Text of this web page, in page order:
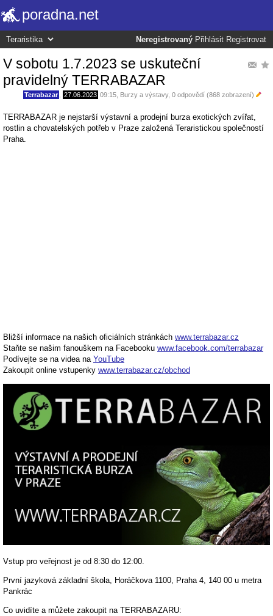
poradna.net
Neregistrovaný Přihlásit Registrovat
V sobotu 1.7.2023 se uskuteční
pravidelný TERRABAZAR
Terrabazar 27.06.2023 09:15 Burzy a výstavy, 0 odpovědí (868 zobrazení)
TERRABAZAR je nejstarší výstavní a prodejní burza exotických zvířat,
rostlin a chovatelských potřeb v Praze založená Teraristickou společností
Praha.
Bližší informace na našich oficiálních stránkách www.terrabazar.cz
Staňte se našim fanouškem na Facebooku www.facebook.com/terrabazar
Podívejte se na videa na YouTube
Zakoupit online vstupenky www.terrabazar.cz/obchod
Vstup pro veřejnost je od 8:30 do 12:00.
První jazyková základní škola, Horáčkova 1100, Praha 4, 140 00 u metra
Pankrác
Co uvidíte a můžete zakoupit na TERRABAZARU: